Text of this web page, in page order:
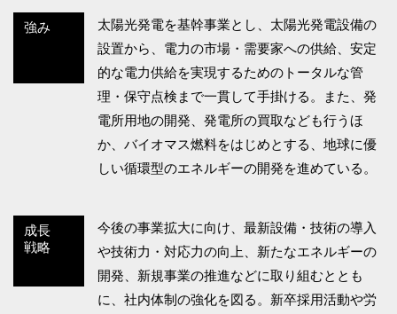
強み
太陽光発電を基幹事業とし、太陽光発電設備の
設置から、電力の市場・需要家への供給、安定
的な電力供給を実現するためのトータルな管
理・保守点検まで一貫して手掛ける。また、発
電所用地の開発、発電所の買取なども行うほ
か、バイオマス燃料をはじめとする、地球に優
しい循環型のエネルギーの開発を進めている。
成長
戦略
今後の事業拡大に向け、最新設備・技術の導入
や技術力・対応力の向上、新たなエネルギーの
開発、新規事業の推進などに取り組むととも
に、社内体制の強化を図る。新卒採用活動や労